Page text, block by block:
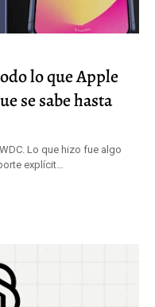
lo que Apple
se sabe hasta
Lo que hizo fue algo
explícit…